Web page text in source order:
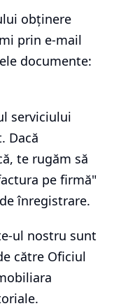
obținere
prin e-mail
documente:
serviciului
Dacă
te rugăm să
pe firmă"
înregistrare.
ul nostru sunt
către Oficiul